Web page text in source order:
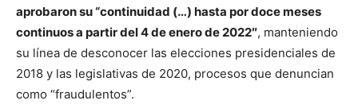
aprobaron su “continuidad (…) hasta por doce meses
continuos a partir del 4 de enero de 2022″, manteniendo
su línea de desconocer las elecciones presidenciales de
2018 y las legislativas de 2020, procesos que denuncian
como “fraudulentos”.